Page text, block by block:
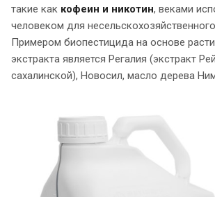
такие как кофеин и никотин, веками
человеком для
Примером биопестицида на основе
экстракта является Регалия (экстракт
сахалинской), Новосил, масло дерева